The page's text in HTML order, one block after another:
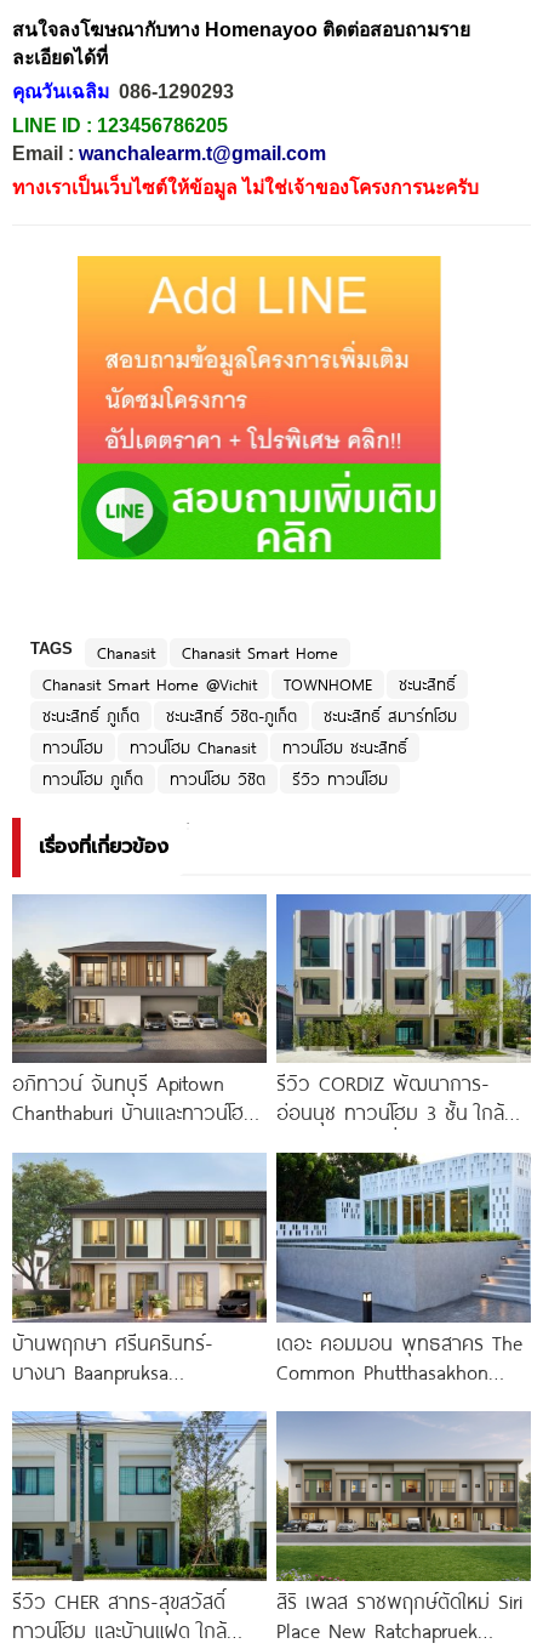
สนใจลงโฆษณากับทาง Homenayoo ติดต่อสอบถามราย
ละเอียดได้ที่
คุณวันเฉลิม 086-1290293
LINE ID : 123456786205
Email : wanchalearm.t@gmail.com
ทางเราเป็นเว็บไซต์ให้ข้อมูล ไม่ใช่เจ้าของโครงการนะครับ
TAGS Chanasit
Chanasit Smart Home
Chanasit Smart Home @Vichit
TOWNHOME
ชะนะสิทธิ์
ชะนะสิทธิ์ ภูเก็ต
ชะนะสิทธิ์ วิชิต-ภูเก็ต
ชะนะสิทธิ์ สมาร์ทโฮม
ทาวน์โฮม
ทาวน์โฮม Chanasit
ทาวน์โฮม ชะนะสิทธิ์
ทาวน์โฮม ภูเก็ต
ทาวน์โฮม วิชิต รีวิว ทาวน์โฮม
เรื่องที่เกี่ยวข้อง
อภิทาวน์ จันทบุรี Apitown
Chanthaburi บ้านและทาวน์โฮม
Fitness 24
รีวิว CORDIZ พัฒนาการ-
อ่อนนุช ทาวน์โฮม 3 ชั้น ใกล้
ทองหล่อ
บ้านพฤกษา ศรีนครินทร์-
บางนา Baanpruksa
และบ้านแฝด ใกล้ Mega บางนา
เพียง 5
เดอะ คอมมอน พุทธสาคร The
Common Phutthasakhon
รีวิว CHER สาทร-สุขสวัสดิ์
ทาวน์โฮม และบ้านแฝด ใกล้
สิริ เพลส ราชพฤกษ์ตัดใหม่ Siri
Place New Ratchapruek